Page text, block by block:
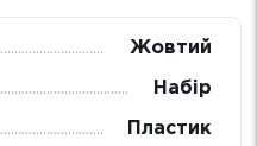
Жовтий
Набір
Пластик